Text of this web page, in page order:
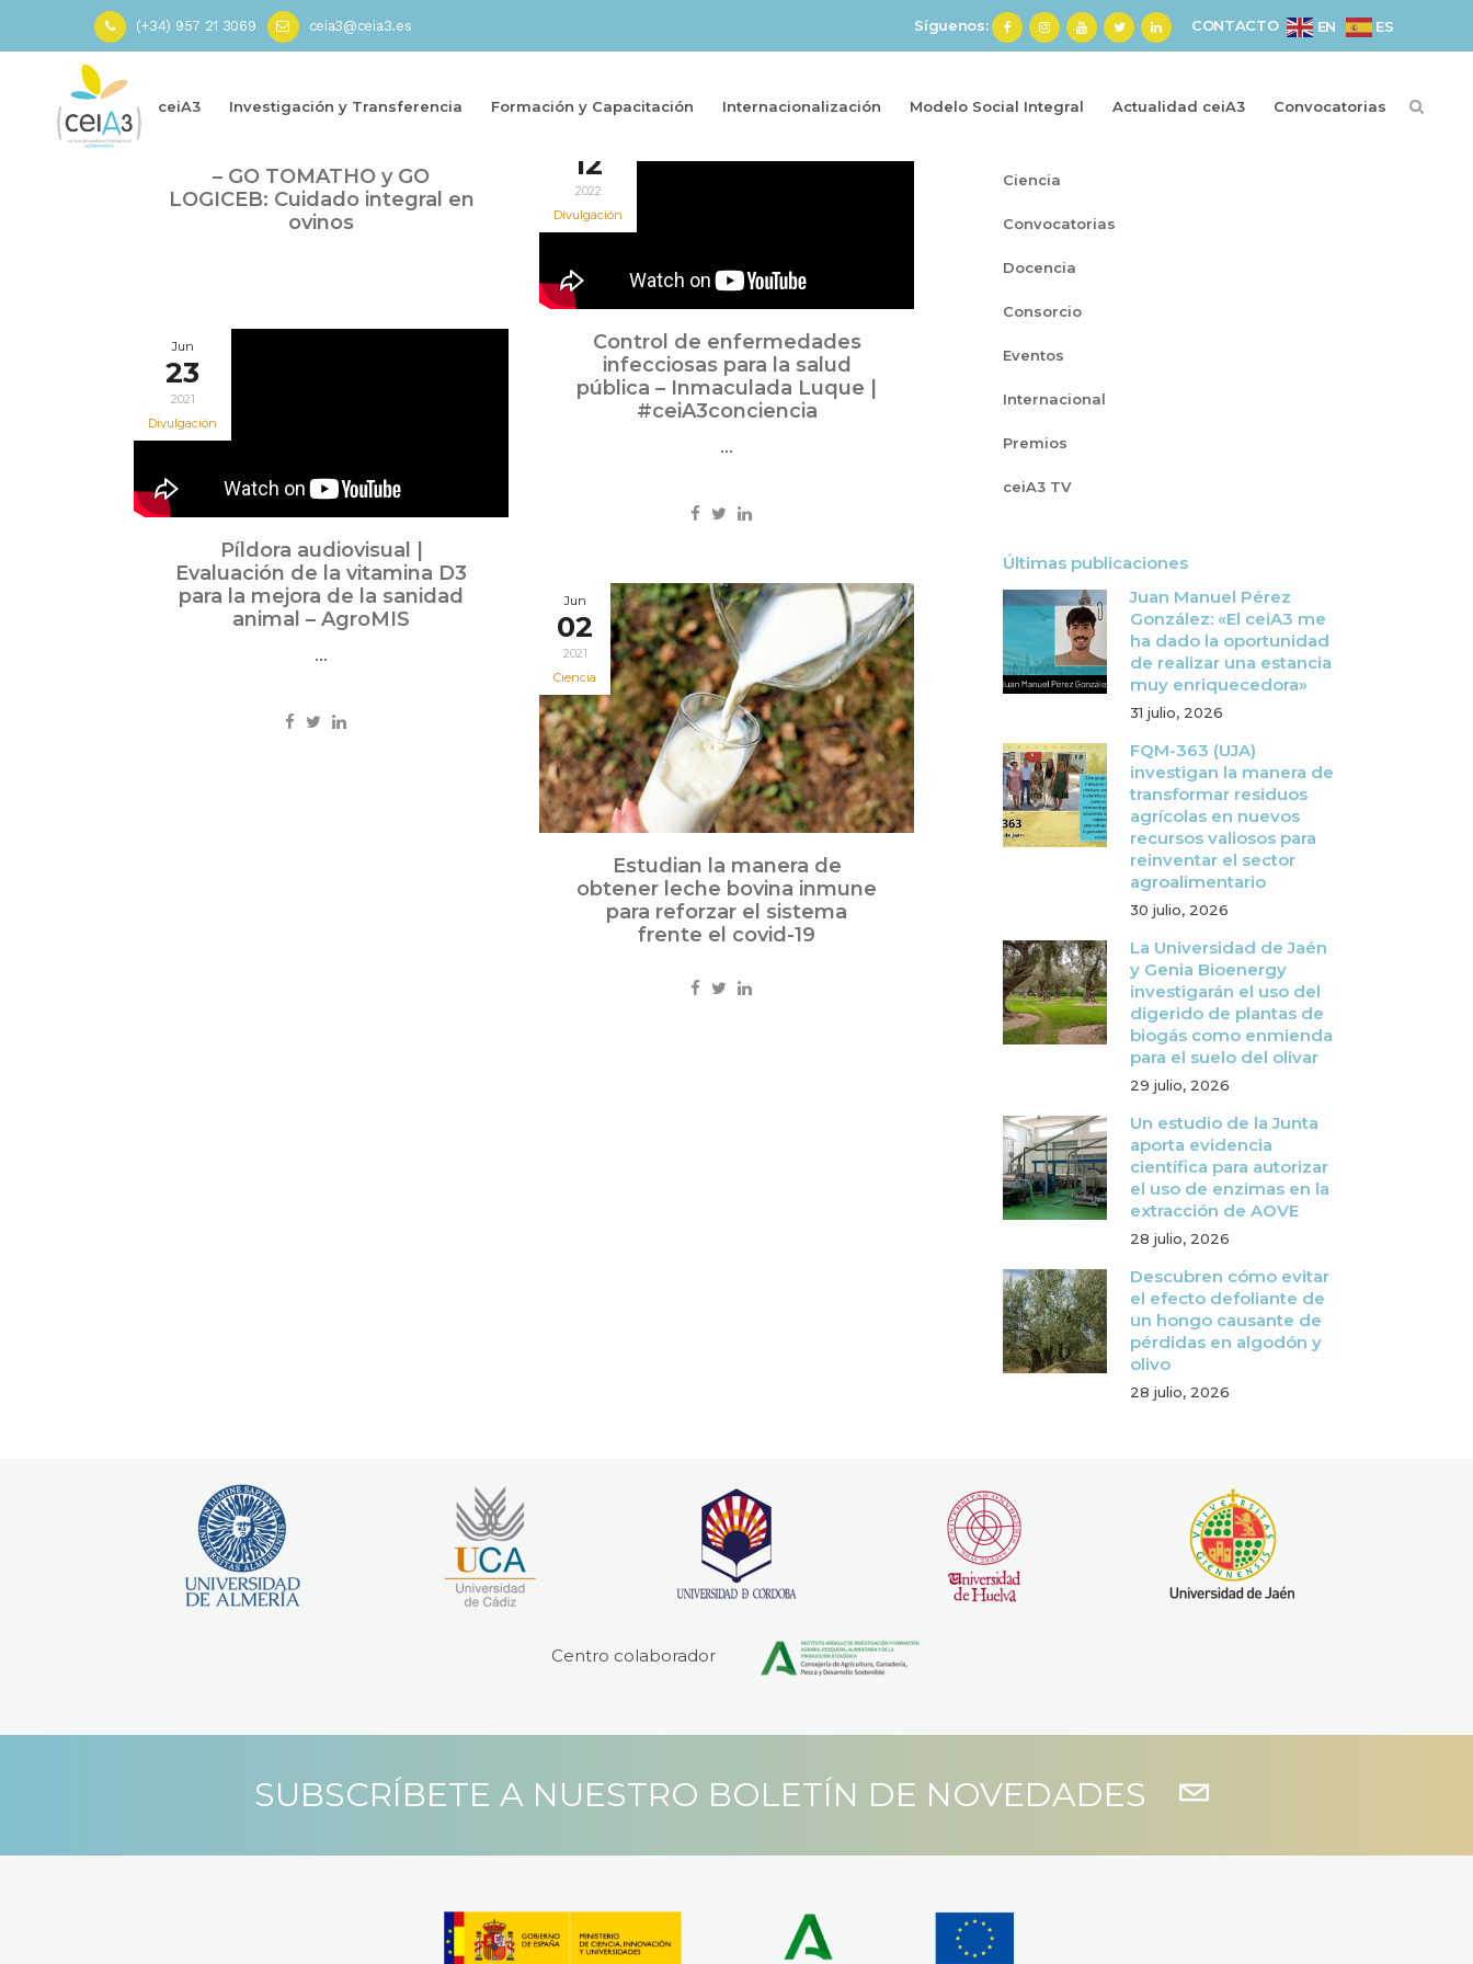
(+34) 957 21 3069 ceia3@ceia3.es Síguenos: CONTACTO EN ES
ceiA3 Investigación y Transferencia Formación y Capacitación Internacionalización Modelo Social Integral Actualidad ceiA3 Convocatorias
Inicio»Sanidad animal
2025
– GO TOMATHO y GO
LOGICEB: Cuidado integral en
ovinos
12
2022
Divulgación
Control de enfermedades
infecciosas para la salud
pública – Inmaculada Luque |
#ceiA3conciencia
...
Jun
23
2021
Divulgación
Píldora audiovisual |
Evaluación de la vitamina D3
para la mejora de la sanidad
animal – AgroMIS
...
Jun
02
2021
Ciencia
Estudian la manera de
obtener leche bovina inmune
para reforzar el sistema
frente el covid-19
Ciencia
Convocatorias
Docencia
Consorcio
Eventos
Internacional
Premios
ceiA3 TV
Últimas publicaciones
Juan Manuel Pérez
González: «El ceiA3 me
ha dado la oportunidad
de realizar una estancia
muy enriquecedora»
31 julio, 2026
FQM-363 (UJA)
investigan la manera de
transformar residuos
agrícolas en nuevos
recursos valiosos para
reinventar el sector
agroalimentario
30 julio, 2026
La Universidad de Jaén
y Genia Bioenergy
investigarán el uso del
digerido de plantas de
biogás como enmienda
para el suelo del olivar
29 julio, 2026
Un estudio de la Junta
aporta evidencia
científica para autorizar
el uso de enzimas en la
extracción de AOVE
28 julio, 2026
Descubren cómo evitar
el efecto defoliante de
un hongo causante de
pérdidas en algodón y
olivo
28 julio, 2026
Centro colaborador
SUBSCRÍBETE A NUESTRO BOLETÍN DE NOVEDADES